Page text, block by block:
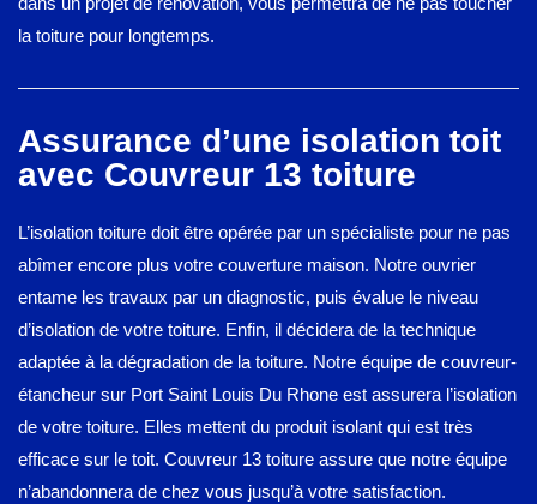
la toiture pour longtemps.
Assurance d’une isolation toit
avec Couvreur 13 toiture
L’isolation toiture doit être opérée par un spécialiste pour ne pas
abîmer encore plus votre couverture maison. Notre ouvrier
entame les travaux par un diagnostic, puis évalue le niveau
d’isolation de votre toiture. Enfin, il décidera de la technique
adaptée à la dégradation de la toiture. Notre équipe de couvreur-
étancheur sur Port Saint Louis Du Rhone est assurera l’isolation
de votre toiture. Elles mettent du produit isolant qui est très
efficace sur le toit. Couvreur 13 toiture assure que notre équipe
n’abandonnera de chez vous jusqu’à votre satisfaction.